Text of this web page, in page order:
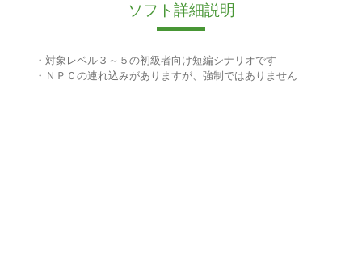
ソフト詳細説明
・対象レベル３～５の初級者向け短編シナリオです
・ＮＰＣの連れ込みがありますが、強制ではありません